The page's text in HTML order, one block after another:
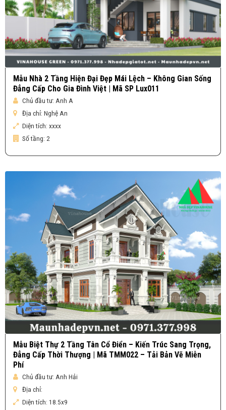
Mẫu Nhà 2 Tầng Hiện Đại Đẹp Mái Lệch – Không Gian Sống
Đẳng Cấp Cho Gia Đình Việt | Mã SP Lux011
Chủ đầu tư: Anh A
Địa chỉ: Nghệ An
Diện tích: xxxx
Số tầng: 2
Mẫu Biệt Thự 2 Tầng Tân Cổ Điển – Kiến Trúc Sang Trọng,
Đẳng Cấp Thời Thượng | Mã TMM022 – Tải Bản Vẽ Miễn
Phí
Chủ đầu tư: Anh Hải
Địa chỉ:
Diện tích: 18.5x9